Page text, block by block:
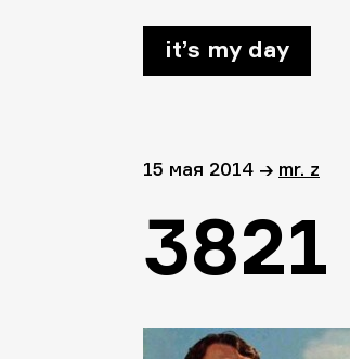
it’s my day
15 мая 2014 → mr. z
3821